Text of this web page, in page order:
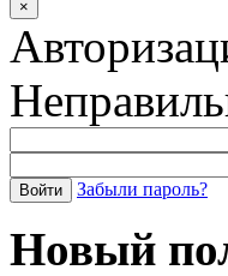
×
Войти Забыли пароль?
Новый